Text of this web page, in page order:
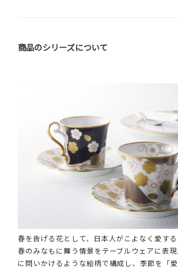
商品のシリーズについて
春を告げる花として、日本人がこよなく愛す
春のみなもに舞う情景をテーブルウェアに表
に問いかけるような絵柄で構成し、季節を「愛